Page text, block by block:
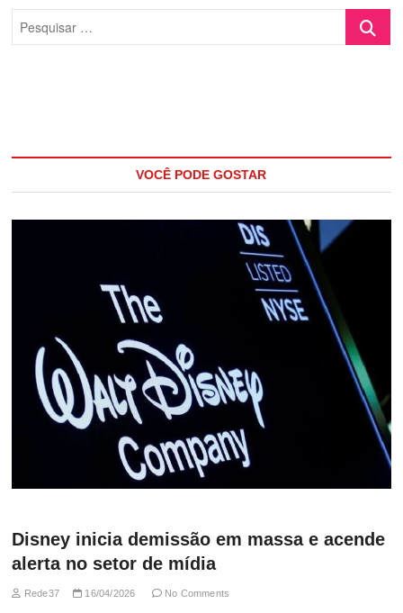
VOCÊ PODE GOSTAR
Disney inicia demissão em massa e acende
alerta no setor de mídia
Rede37 16/04/2026 No Comments